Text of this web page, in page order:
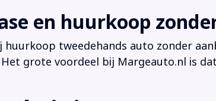
en huurkoop
tweedehands auto zonder
grote voordeel bij Margeauto.nl is